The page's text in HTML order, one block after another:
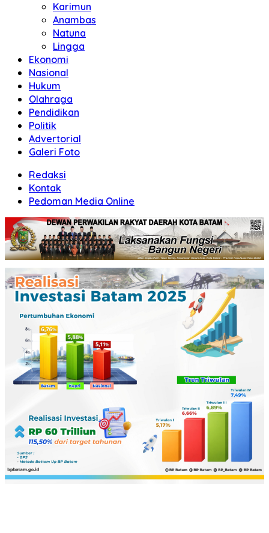
Karimun
Anambas
Natuna
Lingga
Ekonomi
Nasional
Hukum
Olahraga
Pendidikan
Politik
Advertorial
Galeri Foto
Redaksi
Kontak
Pedoman Media Online